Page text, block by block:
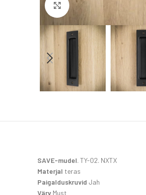
Click to enlarge
SAVE-mudel. TY-02. NXTX
Materjal teras
Paigalduskruvid Jah
Värv Must